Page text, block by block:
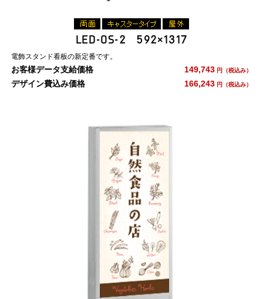
LED-OS-2 592×1317
電飾スタンド看板の新定番です。
お客様データ支給価格 149,743 円（税込み）
デザイン費込み価格 166,243 円（税込み）